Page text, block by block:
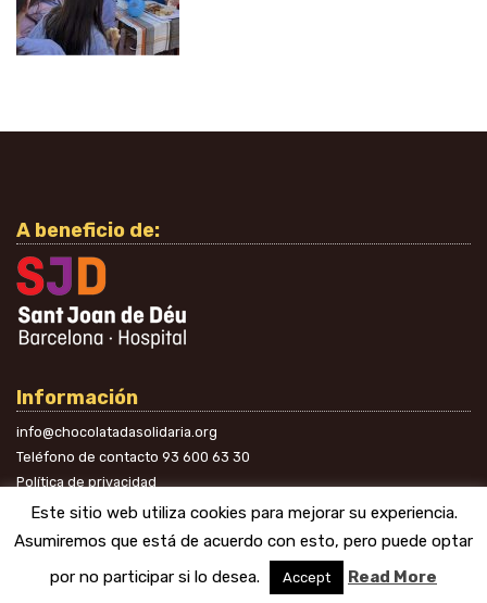
A beneficio de:
Información
info@chocolatadasolidaria.org
Teléfono de contacto 93 600 63 30
Política de privacidad
En las redes
Este sitio web utiliza cookies para mejorar su experiencia.
Asumiremos que está de acuerdo con esto, pero puede optar
por no participar si lo desea.
Accept Read More